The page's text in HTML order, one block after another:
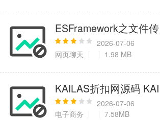
ESFramework之文件
2026-07-06
网页聊天
1.98 MB
KAILAS折扣网源码
2026-07-06
电子商务
7.58MB